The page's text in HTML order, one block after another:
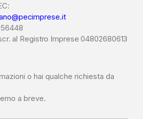
al Registro Imprese 04802680613
o hai qualche richiesta da
a breve.